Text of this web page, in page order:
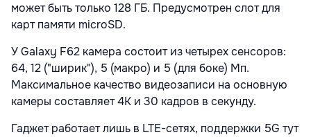
может быть только 128 ГБ. Предусмотрен слот для
карт памяти microSD.
У Galaxy F62 камера состоит из четырех сенсоров:
64, 12 ("ширик"), 5 (макро) и 5 (для боке) Мп.
Максимальное качество видеозаписи на основную
камеры составляет 4K и 30 кадров в секунду.
Гаджет работает лишь в LTE-сетях, поддержки 5G тут